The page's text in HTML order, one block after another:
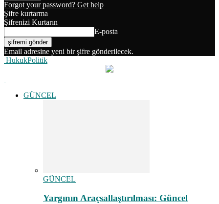
Forgot your password? Get help
Şifre kurtarma
Şifrenizi Kurtarın
E-posta
Email adresine yeni bir şifre gönderilecek.
HukukPolitik
GÜNCEL
GÜNCEL
Yargının Araçsallaştırılması: Güncel